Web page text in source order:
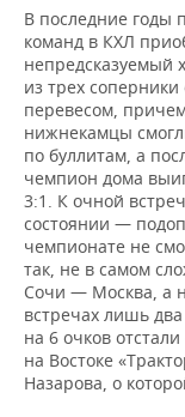
ФИГУРНОЕ
ВОДНЫЕ ВИДЫ
ХОККЕЙ С
МЕДИЦИНА
ОБРАЗОВАНИЕ
ПРОИСШЕСТВИЯ
В последние годы
команд в КХЛ
непредсказуемый
из трех
перевесом,
нижнекамцы
по буллитам, а
чемпион дома
3:1. К очной
состоянии —
чемпионате не
так, не в самом
Сочи — Москва, а
встречах лишь
на 6 очков
на Востоке
Назарова, о